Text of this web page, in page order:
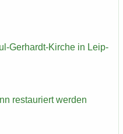
​Gerhardt-Kirche in Leip­
re­stau­riert wer­den